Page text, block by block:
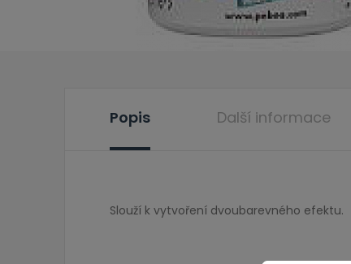
Popis Další informace
Slouží k vytvoření dvoubarevného efektu.